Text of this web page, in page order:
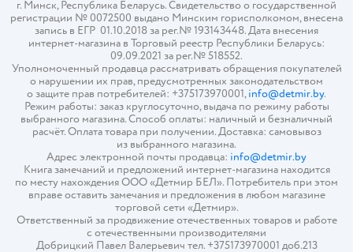
г. Минск, Республика Беларусь. Свидетельство о государственной
регистрации № 0072500 выдано Минским горисполкомом, внесена
запись в ЕГР 01.10.2018 за рег.№ 193143448. Дата внесения
интернет-магазина в Торговый реестр Республики Беларусь:
09.09.2021 за рег.№ 518552.
Уполномоченный продавца рассматривать обращения покупателей
о нарушении их прав, предусмотренных законодательством
о защите прав потребителей: +375173970001,info@detmir.by.
Режим работы: заказ круглосуточно, выдача по режиму работы
выбранного магазина. Способ оплаты: наличный и безналичный
расчёт. Оплата товара при получении. Доставка: самовывоз
из выбранного магазина.
Адрес электронной почты продавца: info@detmir.by
Книга замечаний и предложений интернет-магазина находится
по месту нахождения ООО «Детмир БЕЛ». Потребитель при этом
вправе оставить замечания и предложения в любом магазине
торговой сети «Детмир».
Ответственный за продвижение отечественных товаров и работе
с отечественными производителями
Добрицкий Павел Валерьевич тел. +375173970001 доб.213